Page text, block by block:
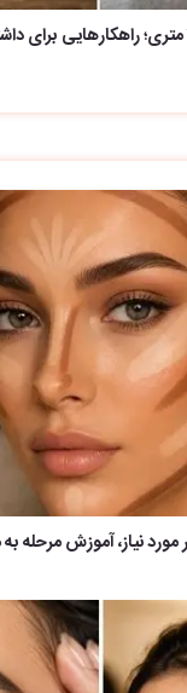
دکوراسیون پذیرایی ۲۵ متری؛
نیاز، آموزش مرحله